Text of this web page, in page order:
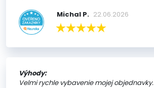
Michal P. 22.06.2026
Výhody:
Velmi rychle vybavenie mojej objednavky.